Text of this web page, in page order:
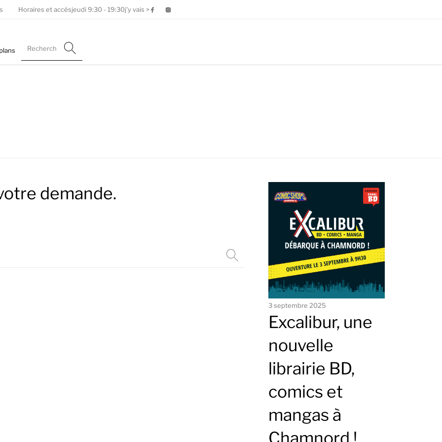
Horaires et accèsjeudi 9:30 - 19:30j'y vais >
demande.
3 septembre 2025
Excalibur, une
nouvelle
librairie BD,
comics et
mangas à